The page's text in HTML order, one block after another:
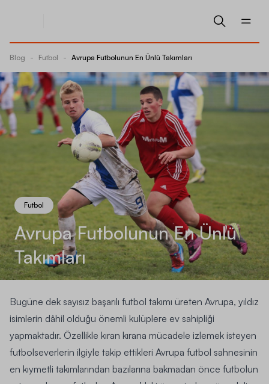
Blog - Futbol - Avrupa Futbolunun En Ünlü Takımları
Futbol
Avrupa Futbolunun En Ünlü
Takımları
Bugüne dek sayısız başarılı futbol takımı üreten Avrupa, yıldız
isimlerin dâhil olduğu önemli kulüplere ev sahipliği
yapmaktadır. Özellikle kıran kırana mücadele izlemek isteyen
futbolseverlerin ilgiyle takip ettikleri Avrupa futbol sahnesinin
en kıymetli takımlarından bazılarına bakmadan önce futbolun